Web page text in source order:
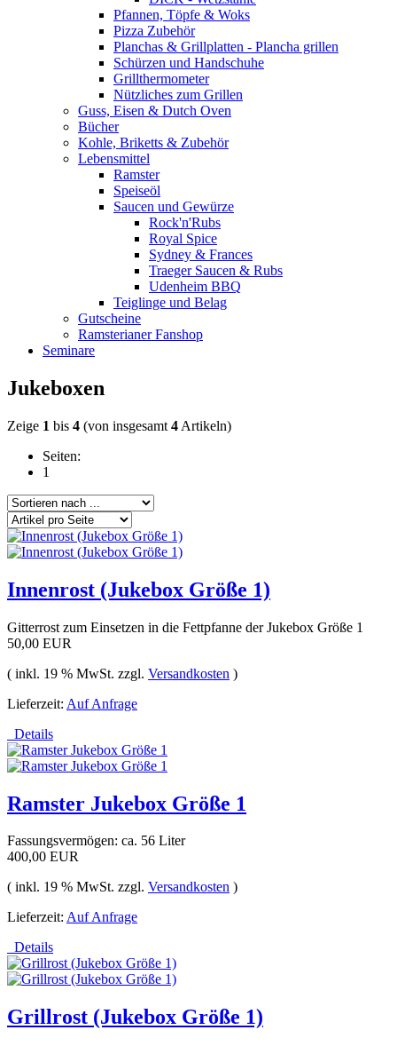
Pfannen, Töpfe & Woks
Pizza Zubehör
Planchas & Grillplatten - Plancha grillen
Schürzen und Handschuhe
Grillthermometer
Nützliches zum Grillen
Guss, Eisen & Dutch Oven
Bücher
Kohle, Briketts & Zubehör
Lebensmittel
Ramster
Speiseöl
Saucen und Gewürze
Rock'n'Rubs
Royal Spice
Sydney & Frances
Traeger Saucen & Rubs
Udenheim BBQ
Teiglinge und Belag
Gutscheine
Ramsterianer Fanshop
Seminare
Jukeboxen
Zeige 1 bis 4 (von insgesamt 4 Artikeln)
Seiten:
1
Innenrost (Jukebox Größe 1)
Gitterrost zum Einsetzen in die Fettpfanne der Jukebox Größe 1
50,00 EUR
( inkl. 19 % MwSt. zzgl. Versandkosten )
Lieferzeit: Auf Anfrage
Details
Ramster Jukebox Größe 1
Fassungsvermögen: ca. 56 Liter
400,00 EUR
( inkl. 19 % MwSt. zzgl. Versandkosten )
Lieferzeit: Auf Anfrage
Details
Grillrost (Jukebox Größe 1)